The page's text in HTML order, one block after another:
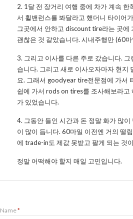
2. 1달 전 장거리 여행 중에 차가 계속
서 휠밴런스를 봐달라고 했더니 타이어
그곳에서 안하고 discount tire라는 곳
괜찮은 것 같았습니다. 시내주행만 (60
3. 그리고 이사를 다른 주로 갔습니다.
습니다. 그리고 새로 이사오자마자 현지
요. 그래서 goodyear tire전문점에 가서
쉽에 가서 rods on tires를 조사해보라고
가 있었습니다.
4. 그동안 들인 시간과 돈 정말 화가 많
이 많이 듭니다. 60마일 이전엔 거의 떨
에 trade-in도 제값 못받고 팔게 되는 것
정말 어떡해야 할지 매일 고민입니다.
Name*